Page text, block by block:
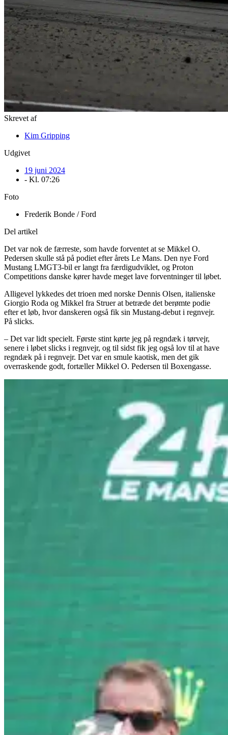
Skrevet af
Kim Gripping
Udgivet
19 juni 2024
- Kl. 07:26
Foto
Frederik Bonde / Ford
Del artikel
Det var nok de færreste, som havde forventet at se Mikkel O.
Pedersen skulle stå på podiet efter årets Le Mans. Den nye Ford
Mustang LMGT3-bil er langt fra færdigudviklet, og Proton
Competitions danske kører havde meget lave forventninger til løbet.
Alligevel lykkedes det trioen med norske Dennis Olsen, italienske
Giorgio Roda og Mikkel fra Struer at betræde det berømte podie
efter et løb, hvor danskeren også fik sin Mustang-debut i regnvejr.
På slicks.
– Det var lidt specielt. Første stint kørte jeg på regndæk i tørvejr,
senere i løbet slicks i regnvejr, og til sidst fik jeg også lov til at have
regndæk på i regnvejr. Det var en smule kaotisk, men det gik
overraskende godt, fortæller Mikkel O. Pedersen til Boxengasse.